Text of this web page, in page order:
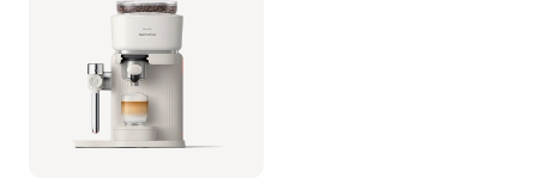
Porte-filtre - Blanc
BAR401/01 | Philips
499,99 €